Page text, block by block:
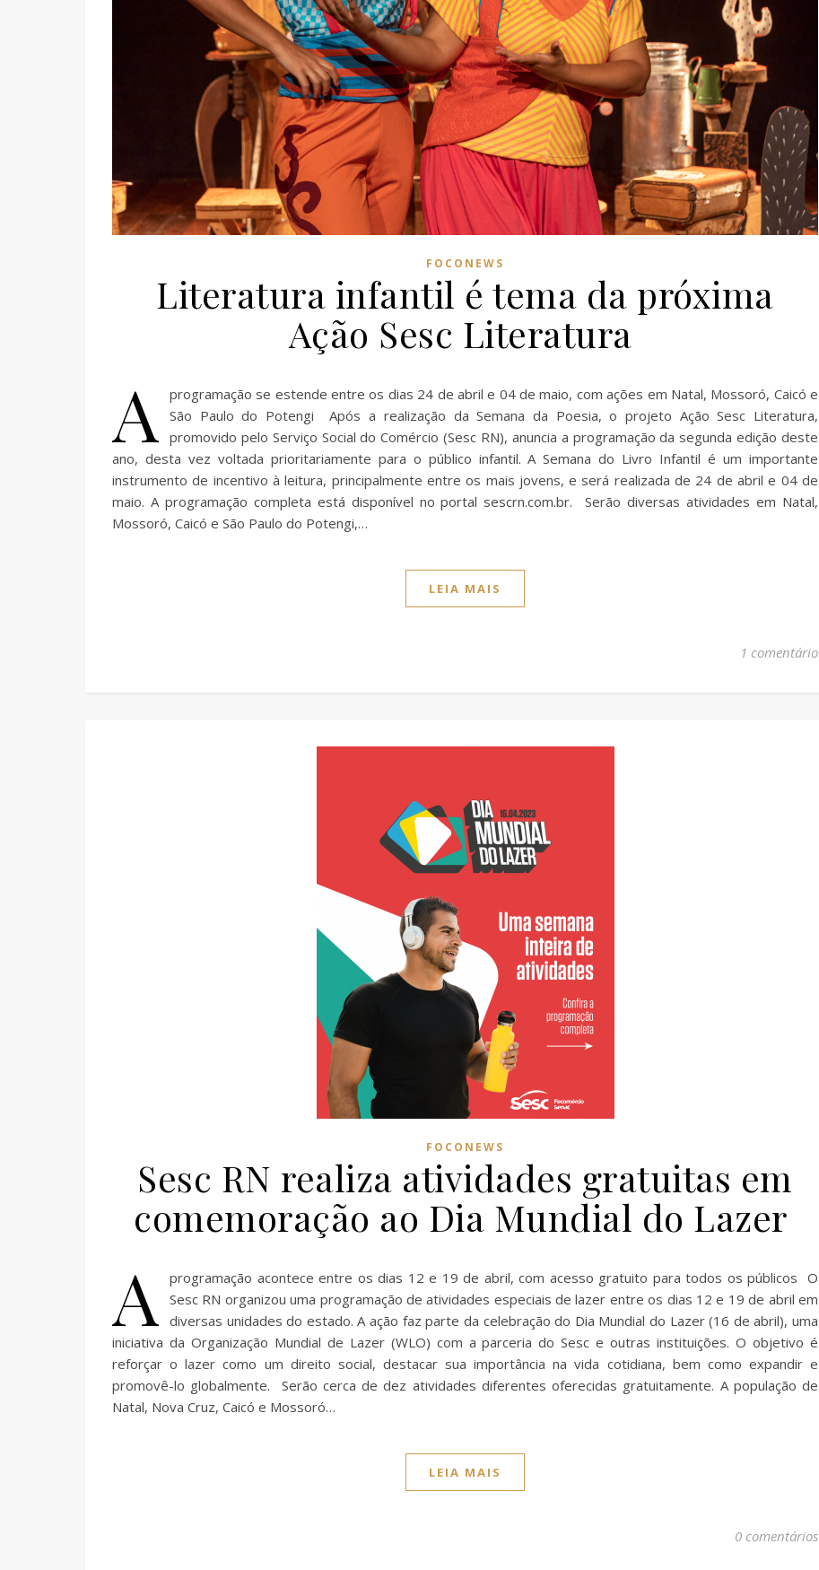
FOCONEWS
Literatura infantil é tema da próxima
Ação Sesc Literatura
A
programação se estende entre os dias 24 de abril e 04 de maio, com ações em Natal, Mossoró, Caicó e
São Paulo do Potengi Após a realização da Semana da Poesia, o projeto Ação Sesc Literatura,
promovido pelo Serviço Social do Comércio (Sesc RN), anuncia a programação da segunda edição deste
ano, desta vez voltada prioritariamente para o público infantil. A Semana do Livro Infantil é um importante
instrumento de incentivo à leitura, principalmente entre os mais jovens, e será realizada de 24 de abril e 04 de
maio. A programação completa está disponível no portal sescrn.com.br. Serão diversas atividades em Natal,
Mossoró, Caicó e São Paulo do Potengi,…
LEIA MAIS
1 comentário
FOCONEWS
Sesc RN realiza atividades gratuitas em
comemoração ao Dia Mundial do Lazer
A
programação acontece entre os dias 12 e 19 de abril, com acesso gratuito para todos os públicos O
Sesc RN organizou uma programação de atividades especiais de lazer entre os dias 12 e 19 de abril em
diversas unidades do estado. A ação faz parte da celebração do Dia Mundial do Lazer (16 de abril), uma
iniciativa da Organização Mundial de Lazer (WLO) com a parceria do Sesc e outras instituições. O objetivo é
reforçar o lazer como um direito social, destacar sua importância na vida cotidiana, bem como expandir e
promovê-lo globalmente. Serão cerca de dez atividades diferentes oferecidas gratuitamente. A população de
Natal, Nova Cruz, Caicó e Mossoró…
LEIA MAIS
0 comentários